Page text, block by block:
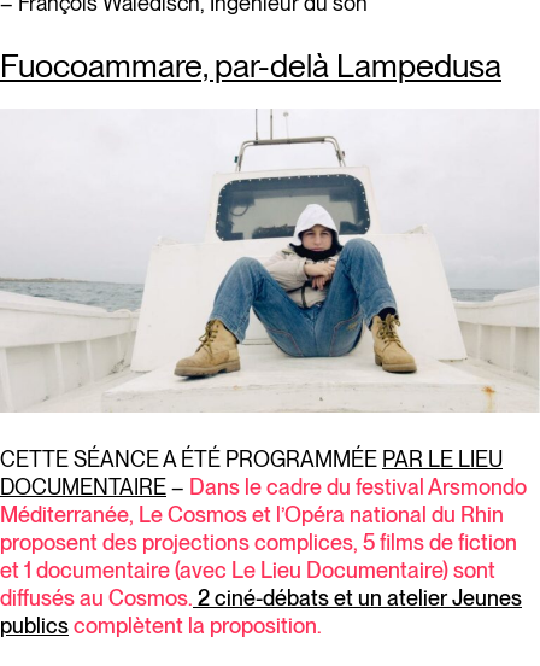
Fuocoammare, par-delà Lampedusa
CETTE SÉANCE A ÉTÉ PROGRAMMÉE PAR LE LIEU
DOCUMENTAIRE– Dans le cadre du festival Arsmondo
Méditerranée, Le Cosmos et l’Opéra national du Rhin
proposent des projections complices, 5 films de fiction
et 1 documentaire (avec Le Lieu Documentaire) sont
diffusés au Cosmos. 2 ciné-débats et un atelier Jeunes
publicscomplètent la proposition.